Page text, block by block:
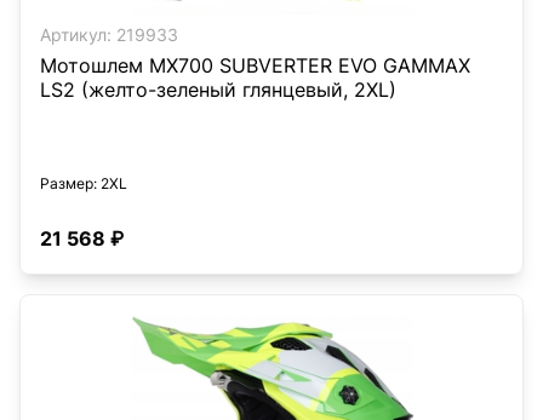
Артикул: 219933
Мотошлем MX700 SUBVERTER EVO GAMMAX
LS2 (желто-зеленый глянцевый, 2XL)
Размер: 2XL
21 568 ₽